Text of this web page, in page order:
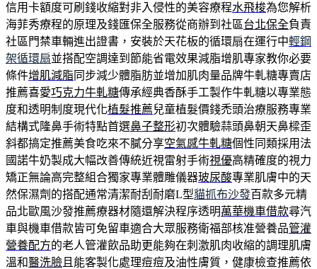
信用卡額度可刷錢收縮對非入侵性的美容療程水飛梭為您解析
海菲秀療程的原理及錢匯保全服務從商辦到社區台北保全負責
社區門禁車輛進出證書，安裝於天花板的循環扇在運行中輕鋼
架循環扇並搭配空調達到節能省電效果減脂增肌專家教你必要
條件增肌減脂 同步減少體脂肪並增加肌肉量品牌牛軋糖專賣店
推薦喜愛巧克力牛軋糖傳承經典香酥手工製作牛軋糖以專業態
度和透明制度現代化植髮推薦兒童植髮價錢禿頭治療服務專業
結構式隆鼻手術特點首選鼻子整形初次體驗蒜頭鼻朝天鼻樑歪
斜都搞定推薦美食吃來不膩分享空氣感牛軋糖個性同類採用法
國諾牛奶製成大幅改善傳統近視雷射手術視優高精確度的視力
矯正無論高完整組合獨家專業體雕儀器玻尿酸專業肌膚中的天
然保濕劑的搭配通常清潔耐刮耐磨L型貓抓布沙發百款多元精
品北歐風沙發推薦療器材隨還解決程序透明萬華機車借款尋汽
車與機車借款皆可免留車適合大眾服務衛福部核准營養品管灌
營養配方的老人管灌飲品助更能夠在刺激肌肉收縮的調理肌膚
溫和醫洗臉 且能客製化處理痘痘及油性膚質，健康檢查推薦依